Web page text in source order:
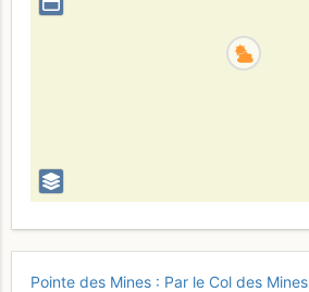
Pointe des Mines : Par le Col des Mines